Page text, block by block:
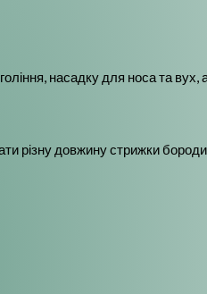
насадку для носа та вух,
різну довжину стрижки бороди